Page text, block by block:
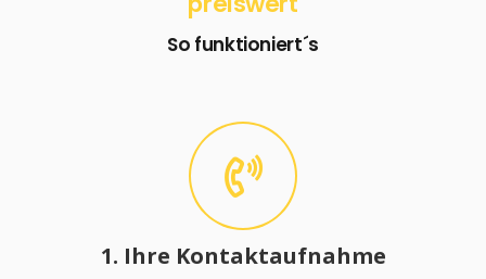
So funktioniert´s
1. Ihre Kontaktaufnahme